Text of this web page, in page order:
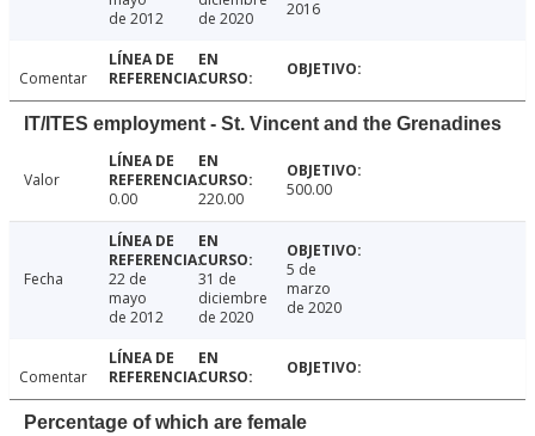
de 2012
de 2020
2016
Comentar
IT/ITES employment - St. Vincent and the Grenadines
Valor
0.00
220.00 500.00
Fecha
22 de
mayo
de 2012
31 de
diciembre
de 2020
5 de
marzo
de 2020
Comentar
Percentage of which are female